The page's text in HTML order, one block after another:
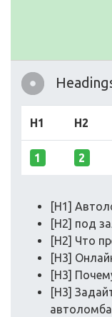
H1 H2
1 2
[H1]
[H2] под
[H2] Что
[H3]
[H3]
[H3]